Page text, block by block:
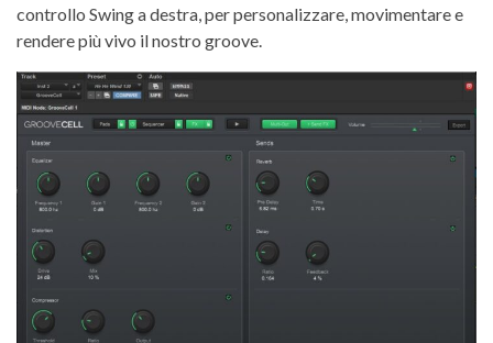
controllo Swing a destra, per personalizzare, movimentare e
rendere più vivo il nostro groove.